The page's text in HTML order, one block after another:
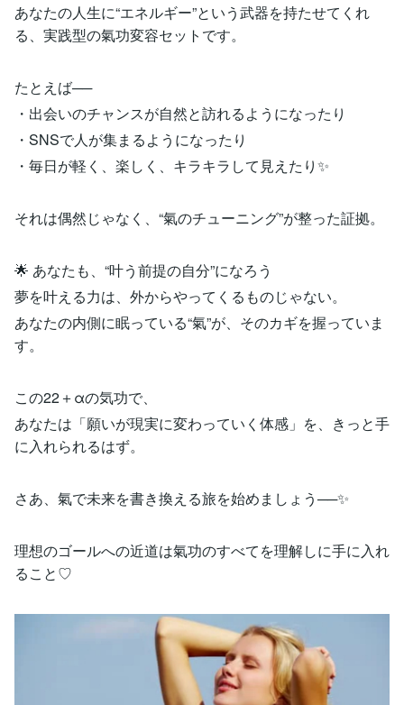
あなたの人生に“エネルギー”という武器を持たせてくれ
る、実践型の氣功変容セットです。
たとえば──
・出会いのチャンスが自然と訪れるようになったり
・SNSで人が集まるようになったり
・毎日が軽く、楽しく、キラキラして見えたり✨
それは偶然じゃなく、“氣のチューニング”が整った証拠。
🌟 あなたも、“叶う前提の自分”になろう
夢を叶える力は、外からやってくるものじゃない。
あなたの内側に眠っている“氣”が、そのカギを握っていま
す。
この22＋αの気功で、
あなたは「願いが現実に変わっていく体感」を、きっと手
に入れられるはず。
さあ、氣で未来を書き換える旅を始めましょう──✨
理想のゴールへの近道は氣功のすべてを理解しに手に入れ
ること♡